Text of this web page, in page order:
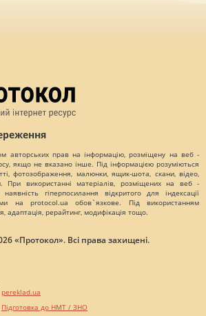
авторських прав на інформацію, розміщену на веб -
якщо не вказано інше. Під інформацією розуміються
фотозображення, малюнки, ящик-шота, скани, відео,
При використанні матеріалів, розміщених на веб -
гіперпосилання відкритого для індексації
на protocol.ua обов`язкове. Під використанням
адаптація, рерайтинг, модифікація тощо.
«Протокол». Всі права захищені.
pereklad.ua
Підготовка до НМТ / ЗНО